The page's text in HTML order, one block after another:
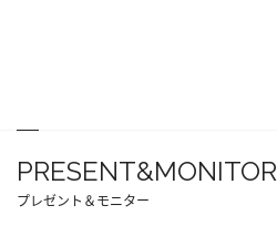
PRESENT&MONITOR
プレゼント＆モニター